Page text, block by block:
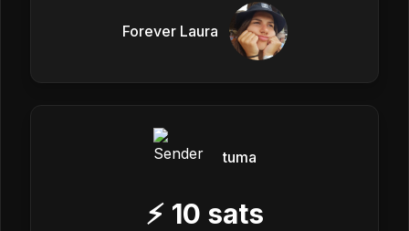
Forever Laura
tuma
⚡ 10 sats